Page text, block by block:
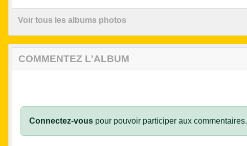
Voir tous les albums photos
COMMENTEZ L'ALBUM
Connectez-vous pour pouvoir participer aux commentaires.